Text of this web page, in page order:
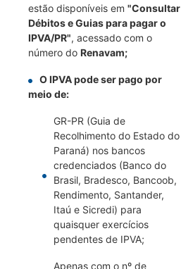
estão disponíveis em "Consultar
Débitos e Guias para pagar o
IPVA/PR", acessado com o
número do Renavam;
O IPVA pode ser pago por
meio de:
GR-PR (Guia de
Recolhimento do Estado do
Paraná) nos bancos
credenciados (Banco do
Brasil, Bradesco, Bancoob,
Rendimento, Santander,
Itaú e Sicredi) para
quaisquer exercícios
pendentes de IPVA;
Apenas com o nº de